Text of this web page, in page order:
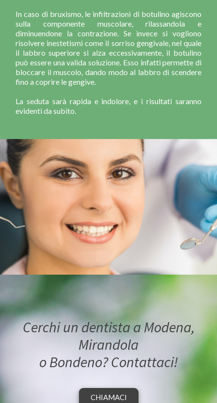
In caso di bruxismo, le infiltrazioni di botulino agiscono
sulla componente muscolare, rilassandola e
diminuendone la contrazione. Se invece si vogliono
risolvere inestetismi come il sorriso gengivale, nel quale
il labbro superiore si alza eccessivamente, il botulino
può essere una valida soluzione. Esso infatti permette di
bloccare il muscolo, dando modo al labbro di scendere
fino a coprire le gengive.
La seduta sarà rapida e indolore, e i risultati saranno
evidenti da subito.
Cerchi un dentista a Modena,
Mirandola
o Bondeno? Contattaci!
CHIAMACI